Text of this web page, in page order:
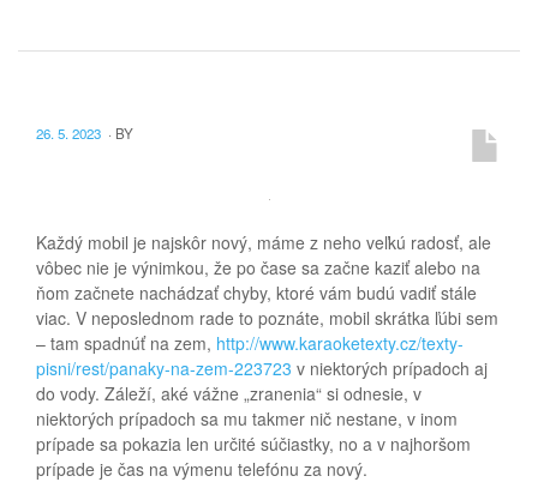
26. 5. 2023 · BY
Každý mobil je najskôr nový, máme z neho veľkú radosť, ale
vôbec nie je výnimkou, že po čase sa začne kaziť alebo na
ňom začnete nachádzať chyby, ktoré vám budú vadiť stále
viac. V neposlednom rade to poznáte, mobil skrátka ľúbi sem
– tam spadnúť na zem, http://www.karaoketexty.cz/texty-
pisni/rest/panaky-na-zem-223723 v niektorých prípadoch aj
do vody. Záleží, aké vážne „zranenia“ si odnesie, v
niektorých prípadoch sa mu takmer nič nestane, v inom
prípade sa pokazia len určité súčiastky, no a v najhoršom
prípade je čas na výmenu telefónu za nový.